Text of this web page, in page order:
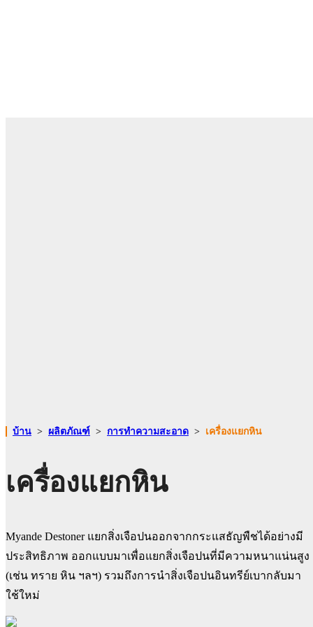
บ้าน > ผลิตภัณฑ์ > การทำความสะอาด > เครื่องแยกหิน
เครื่องแยกหิน
Myande Destoner แยกสิ่งเจือปนออกจากกระแสธัญพืชได้อย่างมี
ประสิทธิภาพ ออกแบบมาเพื่อแยกสิ่งเจือปนที่มีความหนาแน่นสูง
(เช่น ทราย หิน ฯลฯ) รวมถึงการนำสิ่งเจือปนอินทรีย์เบากลับมา
ใช้ใหม่